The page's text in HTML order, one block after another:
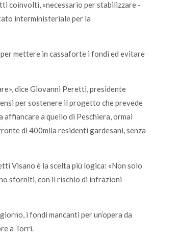
coinvolti, «necessario per stabilizzare -
interministeriale per la
mettere in cassaforte i fondi ed evitare
dice Giovanni Peretti, presidente
per sostenere il progetto che prevede
affiancare a quello di Peschiera, ormai
di 400mila residenti gardesani, senza
Visano è la scelta più logica: «Non solo
sforniti, con il rischio di infrazioni
i fondi mancanti per un’opera da
a Torri.